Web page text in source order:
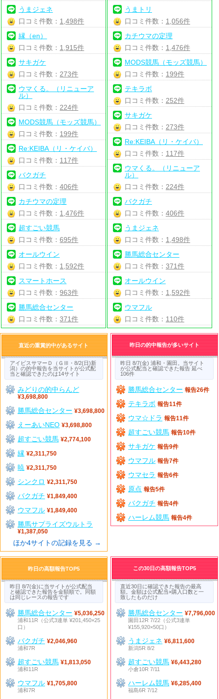
うまジェネ
口コミ件数： 1,498件
縁（en）
口コミ件数： 1,915件
サキガケ
口コミ件数： 273件
ウマくる。（リニューア
ル）
口コミ件数： 224件
MODS競馬（モッズ競馬）
口コミ件数： 199件
Re:KEIBA（リ・ケイバ）
口コミ件数： 117件
バクガチ
口コミ件数：406件
カチウマの定理
口コミ件数： 1,476件
超すごい競馬
口コミ件数：695件
オールウイン
口コミ件数： 1,592件
スマートホース
口コミ件数：963件
勝馬総合センター
口コミ件数：371件
うまトリ
口コミ件数： 1,056件
カチウマの定理
口コミ件数： 1,476件
MODS競馬（モッズ競馬）
口コミ件数： 199件
テキラボ
口コミ件数： 252件
サキガケ
口コミ件数： 273件
Re:KEIBA（リ・ケイバ）
口コミ件数： 117件
ウマくる。（リニューア
ル）
口コミ件数： 224件
バクガチ
口コミ件数： 406件
うまジェネ
口コミ件数： 1,498件
勝馬総合センター
口コミ件数： 371件
オールウイン
口コミ件数： 1,592件
ウマフル
口コミ件数： 110件
直近の重賞的中があるサイト
アイビスサマーＤ（ＧⅢ・8/2(日)新
潟）の的中報告を当サイトが公式配
当と確認できたのは14サイト
みどりの的中らんど
¥3,698,800
勝馬総合センター ¥3,698,800
えーあいNEO ¥3,698,800
超すごい競馬 ¥2,774,100
縁 ¥2,311,750
暁 ¥2,311,750
シンクロ ¥2,311,750
バクガチ ¥1,849,400
ウマフル ¥1,849,400
勝馬サプライズウルトラ
¥1,387,050
ほか4サイトの記録を見る →
昨日の的中報告が多いサイト
昨日 8/7(金) 浦和・園田。当サイト
が公式配当と確認できた報告 延べ
106件
勝馬総合センター 報告26件
テキラボ 報告11件
ウマ☆ドラ 報告11件
超すごい競馬 報告10件
サキガケ 報告9件
ウマフル 報告7件
ウマセラ 報告6件
原点 報告5件
バクガチ 報告4件
ハーレム競馬 報告4件
昨日の高額報告TOP5
昨日 8/7(金)に当サイトが公式配当
と確認できた報告を金額順で。同額
は同じレースの報告です
勝馬総合センター ¥5,036,250
浦和11R（公式3連単 ¥201,450×25
口）
バクガチ ¥2,046,960
浦和7R
超すごい競馬 ¥1,813,050
浦和11R
ウマフル ¥1,705,800
浦和7R
この30日の高額報告TOP5
直近30日に確認できた報告の最高
額。金額は公式配当×購入口数と一
致したものだけ
勝馬総合センター ¥7,796,000
園田12R 7/22（公式3連単
¥155,920×50口）
うまジェネ ¥6,811,600
新潟5R 8/2
超すごい競馬 ¥6,443,280
小倉10R 7/11
ハーレム競馬 ¥6,285,400
福島6R 7/12